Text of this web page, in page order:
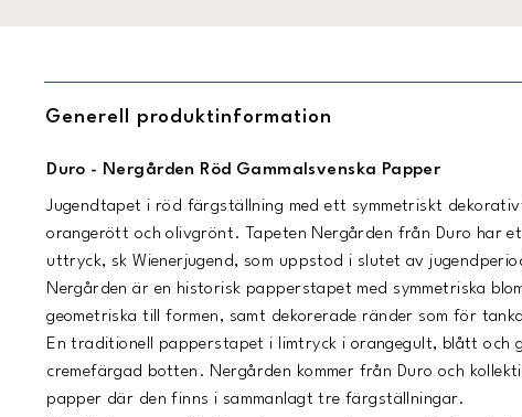
Generell produktinformation
Duro - Nergården Röd Gammalsvenska Papper
Jugendtapet i röd färgställning med ett symmetriskt
orangerött och olivgrönt. Tapeten Nergården från Duro har
uttryck, sk Wienerjugend, som uppstod i slutet av
Nergården är en historisk papperstapet med symmetriska
geometriska till formen, samt dekorerade ränder som för
En traditionell papperstapet i limtryck i orangegult, blått och
cremefärgad botten. Nergården kommer från Duro och
papper där den finns i sammanlagt tre färgställningar.